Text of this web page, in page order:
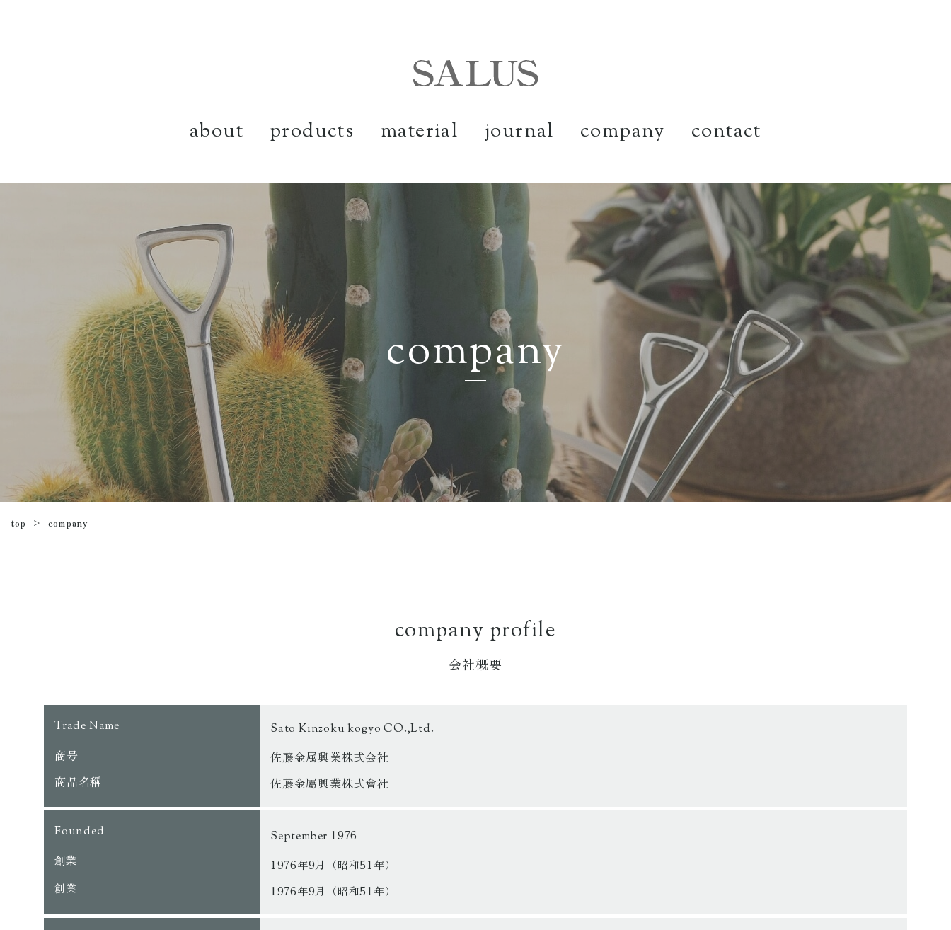
about products material journal company contact
company
top > company
company profile
会社概要
Trade Name Sato Kinzoku kogyo CO.,Ltd.
商号 佐藤金属興業株式会社
商品名稱 佐藤金屬興業株式會社
Founded September 1976
創業
1976年9月（昭和51年）
創業 1976年9月（昭和51年）